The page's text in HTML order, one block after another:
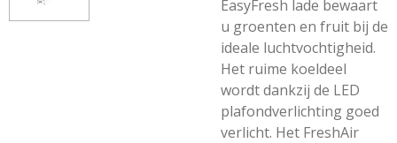
EasyFresh lade bewaart
u groenten en fruit bij de
ideale luchtvochtigheid.
Het ruime koeldeel
wordt dankzij de LED
plafondverlichting goed
verlicht. Het FreshAir